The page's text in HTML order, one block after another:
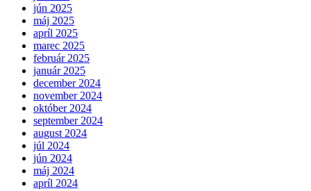
jún 2025
máj 2025
apríl 2025
marec 2025
február 2025
január 2025
december 2024
november 2024
október 2024
september 2024
august 2024
júl 2024
jún 2024
máj 2024
apríl 2024